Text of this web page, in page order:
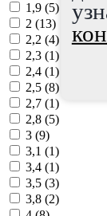
1,9 (5)
2 (13)
2,2 (4)
2,3 (1)
2,4 (1)
2,5 (8)
2,7 (1)
2,8 (5)
3 (9)
3,1 (1)
3,4 (1)
3,5 (3)
3,8 (2)